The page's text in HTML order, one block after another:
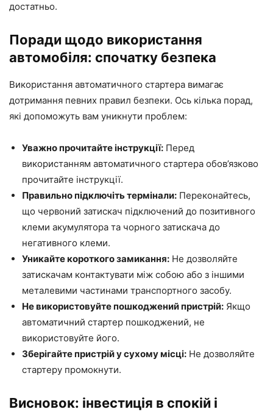
достатньо.
Поради щодо використання
автомобіля: спочатку безпека
Використання автоматичного стартера вимагає
дотримання певних правил безпеки. Ось кілька порад,
які допоможуть вам уникнути проблем:
Уважно прочитайте інструкції: Перед
використанням автоматичного стартера обов’язково
прочитайте інструкції.
Правильно підключіть термінали: Переконайтесь,
що червоний затискач підключений до позитивного
клеми акумулятора та чорного затискача до
негативного клеми.
Уникайте короткого замикання: Не дозволяйте
затискачам контактувати між собою або з іншими
металевими частинами транспортного засобу.
Не використовуйте пошкоджений пристрій: Якщо
автоматичний стартер пошкоджений, не
використовуйте його.
Зберігайте пристрій у сухому місці: Не дозволяйте
стартеру промокнути.
Висновок: інвестиція в спокій і